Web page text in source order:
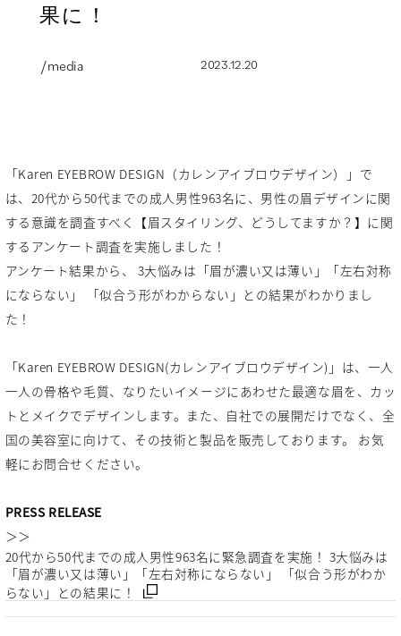
果に！
/ media 2023.12.20
「Karen EYEBROW DESIGN（カレンアイブロウデザイン）」で
は、20代から50代までの成人男性963名に、男性の眉デザインに関
する意識を調査すべく【眉スタイリング、どうしてますか？】に関
するアンケート調査を実施しました！
アンケート結果から、 3大悩みは「眉が濃い又は薄い」「左右対称
にならない」 「似合う形がわからない」との結果がわかりまし
た！
「Karen EYEBROW DESIGN(カレンアイブロウデザイン)」は、一人
一人の骨格や毛質、なりたいイメージにあわせた最適な眉を、カッ
トとメイクでデザインします。また、自社での展開だけでなく、全
国の美容室に向けて、その技術と製品を販売しております。 お気
軽にお問合せください。
PRESS RELEASE
＞＞
20代から50代までの成人男性963名に緊急調査を実施！ 3大悩みは
「眉が濃い又は薄い」「左右対称にならない」 「似合う形がわか
らない」との結果に！